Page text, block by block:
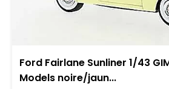
Ford Fairlane Sunliner 1/43
Models noire/jaun...